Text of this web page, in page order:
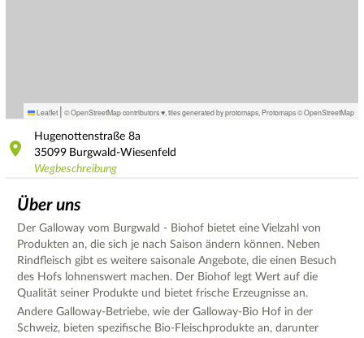
Leaflet | © OpenStreetMap contributors ♥, tiles generated by protomaps Protomaps©OpenStreetMap
Hugenottenstraße 8a
35099 Burgwald-Wiesenfeld
Wegbeschreibung
Über uns
Der Galloway vom Burgwald - Biohof bietet eine Vielzahl von
Produkten an, die sich je nach Saison ändern können. Neben
Rindfleisch gibt es weitere saisonale Angebote, die einen Besuch
des Hofs lohnenswert machen. Der Biohof legt Wert auf die
Qualität seiner Produkte und bietet frische Erzeugnisse an.
Andere Galloway-Betriebe, wie der Galloway-Bio Hof in der
Schweiz, bieten spezifische Bio-Fleischprodukte an, darunter